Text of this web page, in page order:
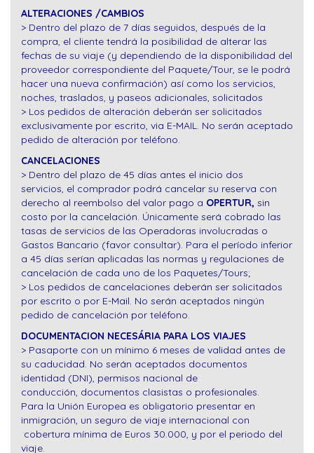
ALTERACIONES /CAMBIOS
> Dentro del plazo de 7 días seguidos, después de la
compra, el cliente tendrá la posibilidad de alterar las
fechas de su viaje (y dependiendo de la disponibilidad del
proveedor correspondiente del Paquete/Tour, se le podrá
hacer una nueva confirmación) así como los servicios,
noches, traslados, y paseos adicionales, solicitados
> Los pedidos de alteración deberán ser solicitados
exclusivamente por escrito, via E-MAIL. No serán aceptado
pedido de alteración por teléfono.
CANCELACIONES
> Dentro del plazo de 45 días antes el inicio dos
servicios, el comprador podrá cancelar su reserva con
derecho al reembolso del valor pago a OPERTUR, sin
costo por la cancelación. Únicamente será cobrado las
tasas de servicios de las Operadoras involucradas o
Gastos Bancario (favor consultar). Para el período inferior
a 45 días serían aplicadas las normas y regulaciones de
cancelación de cada uno de los Paquetes/Tours;
> Los pedidos de cancelaciones deberán ser solicitados
por escrito o por E-Mail. No serán aceptados ningún
pedido de cancelación por teléfono.
DOCUMENTACION NECESÁRIA PARA LOS VIAJES
> Pasaporte con un mínimo 6 meses de validad antes de
su caducidad. No serán aceptados documentos
identidad (DNI), permisos nacional de
conducción, documentos clasistas o profesionales.
Para la Unión Europea es obligatorio presentar en
inmigración, un seguro de viaje internacional con
cobertura mínima de Euros 30.000, y por el periodo del
viaje.